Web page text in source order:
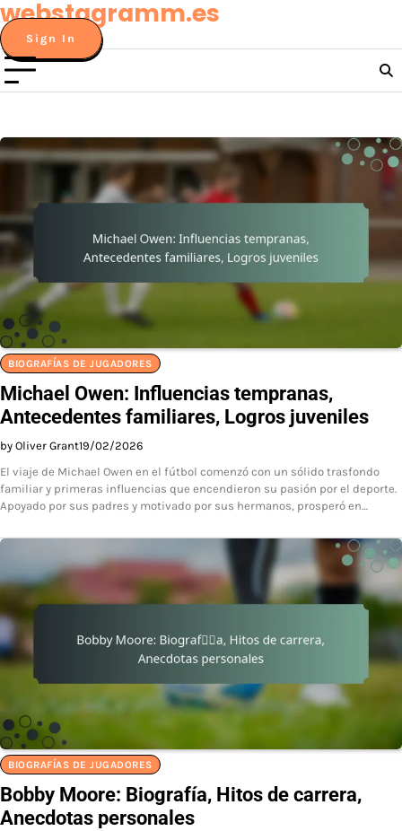
Skip
to
content
webstagramm.es
Sign In
BIOGRAFÍAS DE JUGADORES
Michael Owen: Influencias tempranas,
Antecedentes familiares, Logros juveniles
by Oliver Grant19/02/2026
El viaje de Michael Owen en el fútbol comenzó con un sólido trasfondo
familiar y primeras influencias que encendieron su pasión por el deporte.
Apoyado por sus padres y motivado por sus hermanos, prosperó en…
BIOGRAFÍAS DE JUGADORES
Bobby Moore: Biografía, Hitos de carrera,
Anecdotas personales